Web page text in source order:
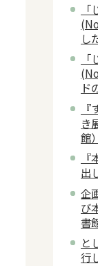
し
ド
き
館）
出
企
び
書
と
行